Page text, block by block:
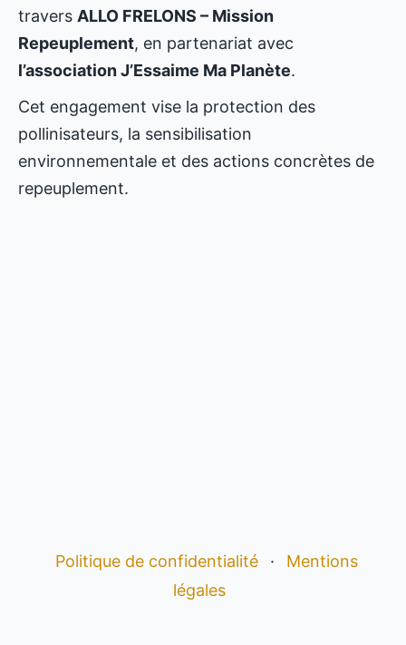
travers ALLO FRELONS – Mission
Repeuplement, en partenariat avec
l’association J’Essaime Ma Planète.
Cet engagement vise la protection des
pollinisateurs, la sensibilisation
environnementale et des actions concrètes de
repeuplement.
Politique de confidentialité ·
Mentions
légales